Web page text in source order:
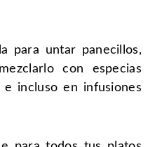
para untar panecillos,
con especias
incluso en infusiones